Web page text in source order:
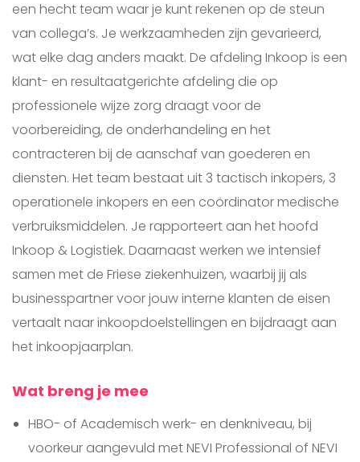
een hecht team waar je kunt rekenen op de steun
van collega’s. Je werkzaamheden zijn gevarieerd,
wat elke dag anders maakt. De afdeling Inkoop is een
klant- en resultaatgerichte afdeling die op
professionele wijze zorg draagt voor de
voorbereiding, de onderhandeling en het
contracteren bij de aanschaf van goederen en
diensten. Het team bestaat uit 3 tactisch inkopers, 3
operationele inkopers en een coördinator medische
verbruiksmiddelen. Je rapporteert aan het hoofd
Inkoop & Logistiek. Daarnaast werken we intensief
samen met de Friese ziekenhuizen, waarbij jij als
businesspartner voor jouw interne klanten de eisen
vertaalt naar inkoopdoelstellingen en bijdraagt aan
het inkoopjaarplan.
Wat breng je mee
HBO- of Academisch werk- en denkniveau, bij
voorkeur aangevuld met NEVI Professional of NEVI